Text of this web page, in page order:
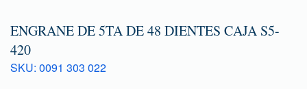
ENGRANE DE 5TA DE 48 DIENTES CAJA S5-
420
SKU: 0091 303 022